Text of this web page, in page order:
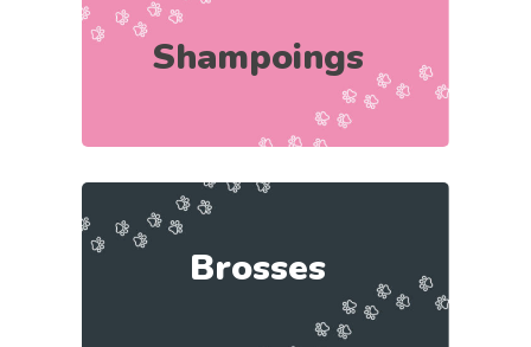
Shampoings
Brosses